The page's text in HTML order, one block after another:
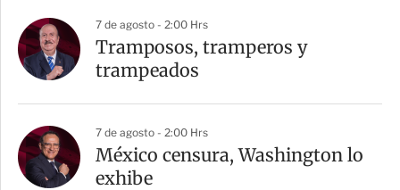
7 de agosto - 2:00 Hrs
Tramposos, tramperos y
trampeados
7 de agosto - 2:00 Hrs
México censura, Washington lo
exhibe